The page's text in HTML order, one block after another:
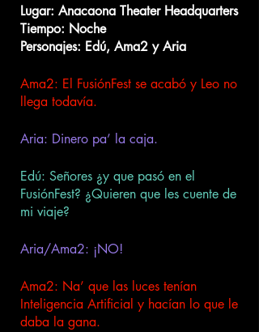
Lugar: Anacaona Theater Headquarters
Tiempo: Noche
Personajes: Edú, Ama2 y Aria
Ama2: El FusiónFest se acabó y Leo no
llega todavía.
Aria: Dinero pa’ la caja.
Edú: Señores ¿y que pasó en el
FusiónFest? ¿Quieren que les cuente de
mi viaje?
Aria/Ama2: ¡NO!
Ama2: Na’ que las luces tenían
Inteligencia Artificial y hacían lo que le
daba la gana.